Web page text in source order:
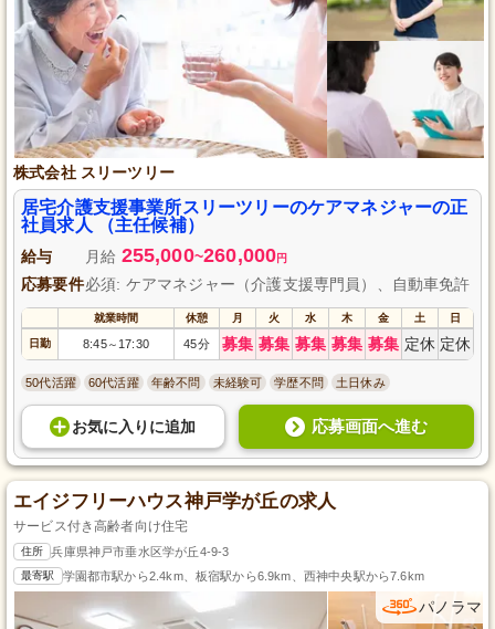
株式会社 スリーツリー
居宅介護支援事業所スリーツリーのケアマネジャーの正
社員求人 （主任候補）
給与 月給 255,000~260,000円
応募要件必須: ケアマネジャー（介護支援専門員）、自動車免許
就業時間 休憩 月 火 水 木 金 土 日
日勤 8:45～ 17:30 45分 募集 募集 募集 募集 募集 定休 定休
50代活躍 60代活躍 年齢不問 未経験可 学歴不問 土日休み
お気に入り に追加 応募画面へ進む
エイジフリーハウス神戸学が丘の求人
サービス付き高齢者向け住宅
住所 兵庫県神戸市垂水区学が丘4-9-3
最寄駅 学園都市駅から2.4km、板宿駅から6.9km、西神中央駅から7.6km
パノラマ